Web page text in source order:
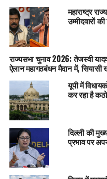
महाराष्ट्र
उम्मीदवारों
राज्यसभा चुनाव 2026: तेजस्वी
ऐलान महागठबंधन मैदान में,
यूपी में
कर रहा है
दिल्ली की
प्रभाव पर